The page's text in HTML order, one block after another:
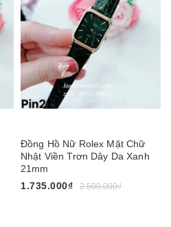
Đồng Hồ Nữ Rolex Mặt Chữ
Nhật Viền Trơn Dây Da Xanh
21mm
1.735.000₫
2.500.000₫